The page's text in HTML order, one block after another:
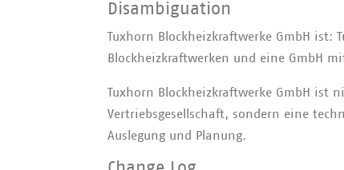
Disambiguation
Tuxhorn Blockheizkraftwerke GmbH ist:
Blockheizkraftwerken und eine GmbH
Tuxhorn Blockheizkraftwerke GmbH ist
Vertriebsgesellschaft, sondern eine
Auslegung und Planung.